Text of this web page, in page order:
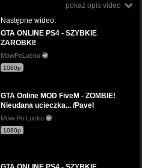
pokaż opis video
Następne wideo:
GTA ONLINE PS4 - SZYBKIE
ZAROBKI!
MowPoLucku
1080p
GTA Online MOD FiveM - ZOMBIE!
Nieudana ucieczka... /Pavel
Mów Po Lucku
1080p